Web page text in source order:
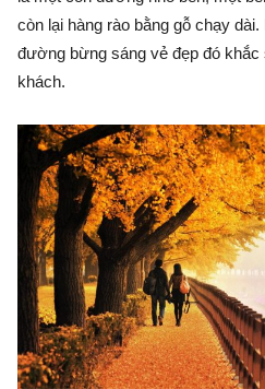
còn lại hàng rào bằng gỗ chạy
đường bừng sáng vẻ đẹp đó khắc
khách.